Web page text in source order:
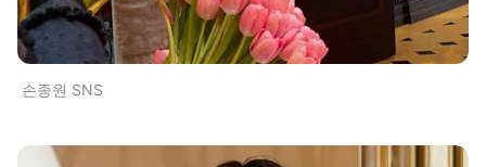
손종원 SNS